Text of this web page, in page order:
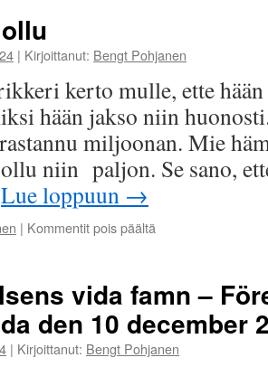
| Kirjoittanut: Bengt Pohjanen
kerto mulle, ette
hään jakso niin
miljoonan. Mie
niin paljon. Se sano,
Lue loppuun →
| Kommentit pois päältä
vida famn –
den 10 december
| Kirjoittanut: Bengt Pohjanen